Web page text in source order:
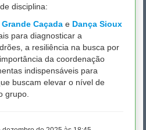
disciplina:
Grande Caçada e Dança Sioux
para diagnosticar a
a resiliência na busca por
da coordenação
indispensáveis para
buscam elevar o nível de
grupo.